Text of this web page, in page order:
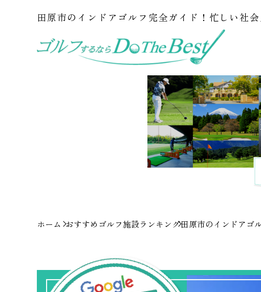
田原市のインドアゴルフ完全ガイド！忙しい社
ホーム おすすめゴルフ施設ランキング田原市のインドアゴ